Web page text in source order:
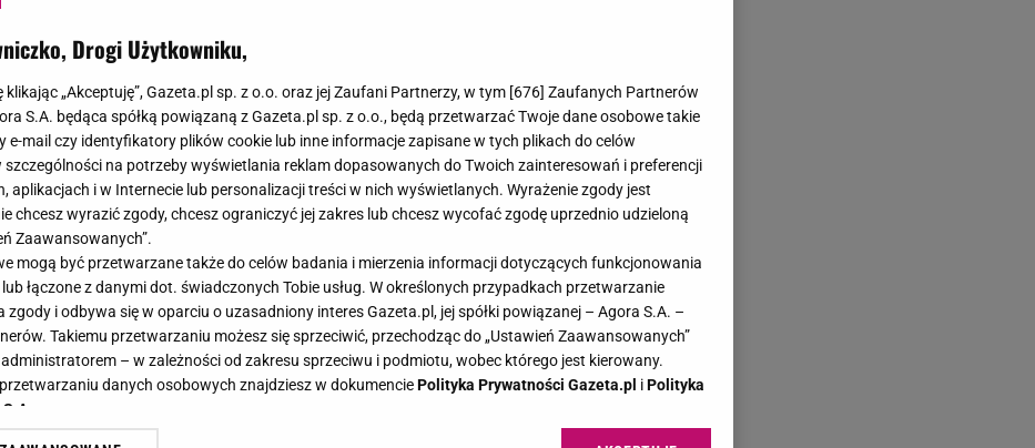
z 19-letnim synem. Co miała
Drogi Użytkowniku,
klikając „Akceptuję”, Gazeta.pl sp. z o.o. oraz jej Zaufani Partnerzy, w tym [676] Zaufanych Partnerów
S.A. będąca spółką powiązaną z Gazeta.pl sp. z o.o., będą przetwarzać Twoje dane osobowe takie
e-mail czy identyfikatory plików cookie lub inne informacje zapisane w tych plikach do celów
na potrzeby wyświetlania reklam dopasowanych do Twoich zainteresowań i preferencji
aplikacjach i w Internecie lub personalizacji treści w nich wyświetlanych. Wyrażenie zgody jest
chcesz wyrazić zgody, chcesz ograniczyć jej zakres lub chcesz wycofać zgodę uprzednio udzieloną
Zaawansowanych”.
mogą być przetwarzane także do celów badania i mierzenia informacji dotyczących funkcjonowania
łączone z danymi dot. świadczonych Tobie usług. W określonych przypadkach przetwarzanie
zgody i odbywa się w oparciu o uzasadniony interes Gazeta.pl, jej spółki powiązanej – Agora S.A. –
Takiemu przetwarzaniu możesz się sprzeciwić, przechodząc do „Ustawień Zaawansowanych”
– w zależności od zakresu sprzeciwu i podmiotu, wobec którego jest kierowany.
danych osobowych znajdziesz w dokumenciePolityka Prywatności Gazeta.pl iPolityka